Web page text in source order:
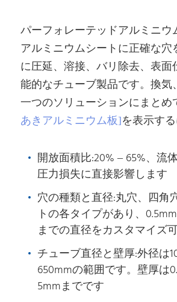
パーフォレーテッドアルミニウ
アルミニウムシートに正確な穴
に圧延、溶接、バリ除去、表
能的なチューブ製品です。換気
一つのソリューションにまと
あきアルミニウム板]を表示す
開放面積比:20% – 65%、流
圧力損失に直接影響します
穴の種類と直径:丸穴、四角
トの各タイプがあり、
までの直径をカスタマイズ
チューブ直径と壁厚:外径は
650mmの範囲です。壁厚は
5mmまでです